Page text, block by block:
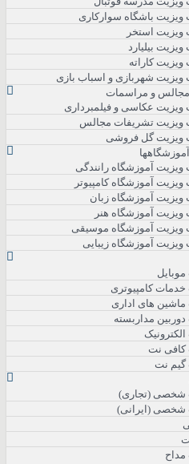
باشگاه سوارکاری
استخر
کاراته
شهربازی و اسباب بازی
و مراسمات
عکاسی و فیلمبرداری
تشریفات مجالس
گل فروشی
آموزشگاه رانندگی
آموزشگاه کامپیوتر
آموزشگاه زبان
آموزشگاه هنر
آموزشگاه موسیقی
آموزشگاه زیبایی
کامپیوتری
های اداری
مداربسته
نت
(تجاری)
(ایرانی)